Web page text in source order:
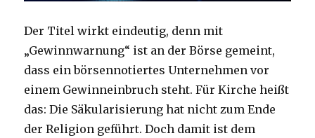
Der Titel wirkt eindeutig, denn mit
„Gewinnwarnung“ ist an der Börse gemeint,
dass ein börsennotiertes Unternehmen vor
einem Gewinneinbruch steht. Für Kirche heißt
das: Die Säkularisierung hat nicht zum Ende
der Religion geführt. Doch damit ist dem